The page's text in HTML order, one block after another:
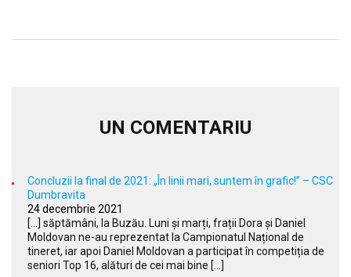
UN COMENTARIU
Concluzii la final de 2021: „În linii mari, suntem în grafic!” – CSC
Dumbravita
24 decembrie 2021
[…] săptămâni, la Buzău. Luni și marți, frații Dora și Daniel
Moldovan ne-au reprezentat la Campionatul Național de
tineret, iar apoi Daniel Moldovan a participat în competiția de
seniori Top 16, alături de cei mai bine […]